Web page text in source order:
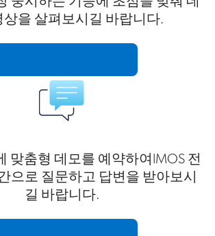
상을 살펴보시길 바랍니다.
맞춤형 데모를 예약하여IMOS 전
으로 질문하고 답변을 받아보시
길 바랍니다.